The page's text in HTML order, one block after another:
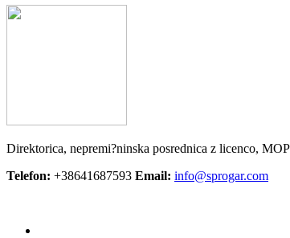
Direktorica, nepremi?ninska posrednica z licenco,
Telefon: +38641687593 Email: info@sprogar.com